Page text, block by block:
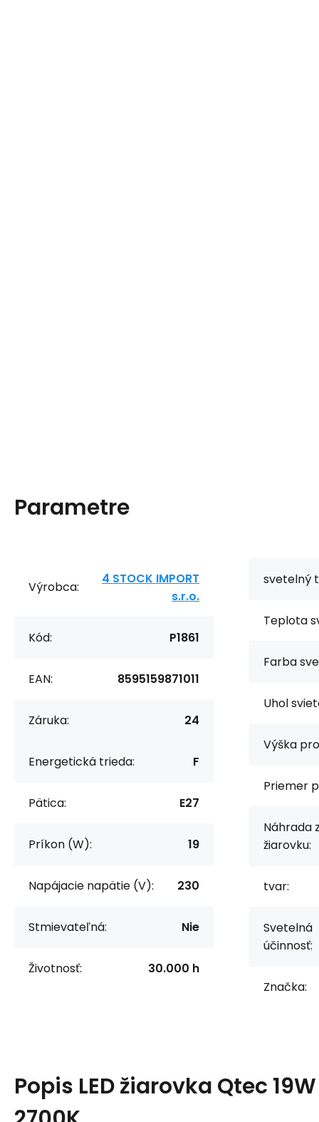
Parametre
Výrobca:
4 STOCK IMPORT
s.r.o.
Kód: P1861
EAN: 8595159871011
Záruka: 24
Energetická trieda: F
Pätica: E27
Príkon (W): 19
Napájacie napätie (V): 230
Stmievateľná: Nie
Životnosť: 30.000 h
svetelný
Teplota
Farba
Uhol
Výška
Priemer
Náhrada
žiarovku:
tvar:
Svetelná
účinnosť:
Značka:
Popis LED žiarovka Qtec